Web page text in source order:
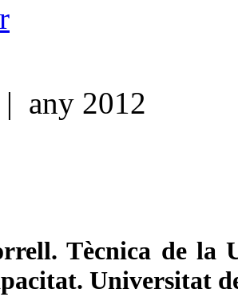
any 2012
. Tècnica de la
Universitat